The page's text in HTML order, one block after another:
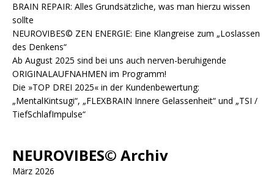
BRAIN REPAIR: Alles Grundsätzliche, was man hierzu wissen
sollte
NEUROVIBES© ZEN ENERGIE: Eine Klangreise zum „Loslassen
des Denkens“
Ab August 2025 sind bei uns auch nerven-beruhigende
ORIGINALAUFNAHMEN im Programm!
Die »TOP DREI 2025« in der Kundenbewertung:
„MentalKintsugi“, „FLEXBRAIN Innere Gelassenheit“ und „TSI /
TiefSchlafImpulse“
NEUROVIBES© Archiv
März 2026